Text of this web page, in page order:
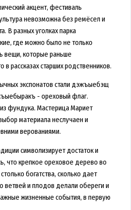
акцент, фестиваль
невозможна без ремёсел и
В разных уголках парка
где можно было не только
вещи, которые раньше
в рассказах старших родственников.
экспонатов стали дэжъыебэщ
- ореховый флаг.
фундука. Мастерица Мариет
материала неслучаен и
верованиями.
символизирует достаток и
что крепкое ореховое дерево во
богатства, сколько дает
ветвей и плодов делали обереги и
жизненные события, в первую